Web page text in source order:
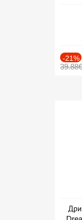
-21%
39.88€